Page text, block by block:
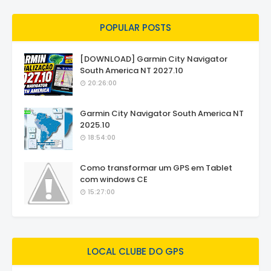
POPULAR POSTS
[DOWNLOAD] Garmin City Navigator
South America NT 2027.10
20:26:00
Garmin City Navigator South America NT
2025.10
18:54:00
Como transformar um GPS em Tablet
com windows CE
15:27:00
LOCAL CLUBE DO GPS